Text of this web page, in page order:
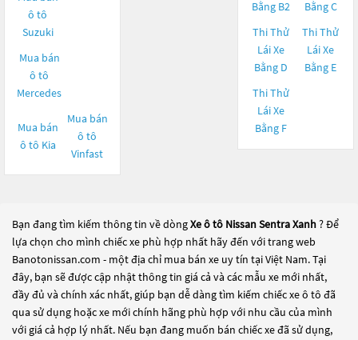
ô tô
Suzuki
Mua bán
ô tô
Mercedes
Mua bán
ô tô Kia
Mua bán
ô tô
Vinfast
Bằng B2
Bằng C
Thi Thử
Lái Xe
Bằng D
Thi Thử
Lái Xe
Bằng E
Thi Thử
Lái Xe
Bằng F
Bạn đang tìm kiếm thông tin về dòngXe ô tô Nissan Sentra Xanh? Để
lựa chọn cho mình chiếc xe phù hợp nhất hãy đến với trang web
Banotonissan.com - một địa chỉ mua bán xe uy tín tại Việt Nam. Tại
đây, bạn sẽ được cập nhật thông tin giá cả và các mẫu xe mới nhất,
đầy đủ và chính xác nhất, giúp bạn dễ dàng tìm kiếm chiếc xe ô tô đã
qua sử dụng hoặc xe mới chính hãng phù hợp với nhu cầu của mình
với giá cả hợp lý nhất. Nếu bạn đang muốn bán chiếc xe đã sử dụng,